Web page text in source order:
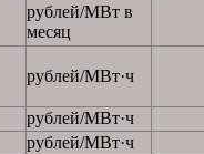
рублей/МВт в
месяц
рублей/МВт·ч
рублей/МВт·ч
рублей/МВт·ч